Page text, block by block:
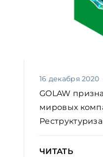
16 декабря 2020
GOLAW
мировых
банкротства
ЧИТАТЬ